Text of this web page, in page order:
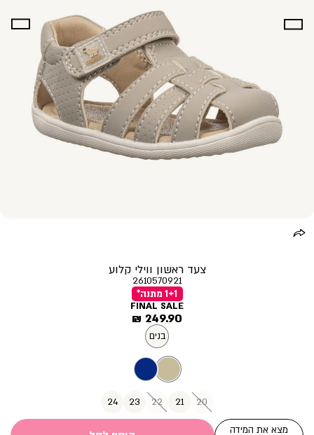
צעד ראשון ווילי קלוע
2610570921
1+1 מתנה*
FINAL SALE
מחיר
מוצר
249.90 ₪
בנים
20
21
22
23
24
מצא את המידה